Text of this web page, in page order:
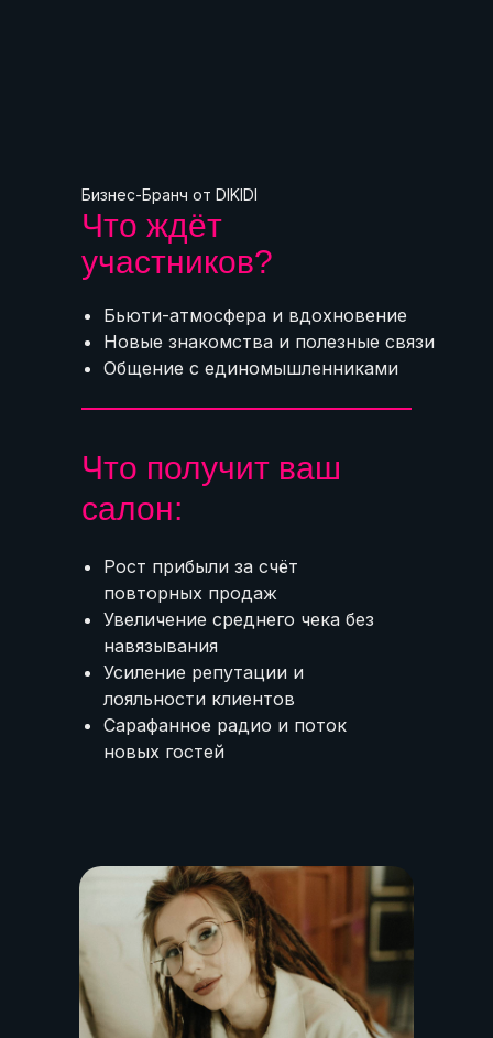
Бизнес-Бранч от DIKIDI
Рост прибыли за счёт
повторных продаж
Увеличение среднего чека без
навязывания
Усиление репутации и
лояльности клиентов
Сарафанное радио и поток
новых гостей
Бьюти-атмосфера и вдохновение
Новые знакомства и полезные связи
Общение с единомышленниками
Что получит ваш
салон:
Что ждёт
участников?